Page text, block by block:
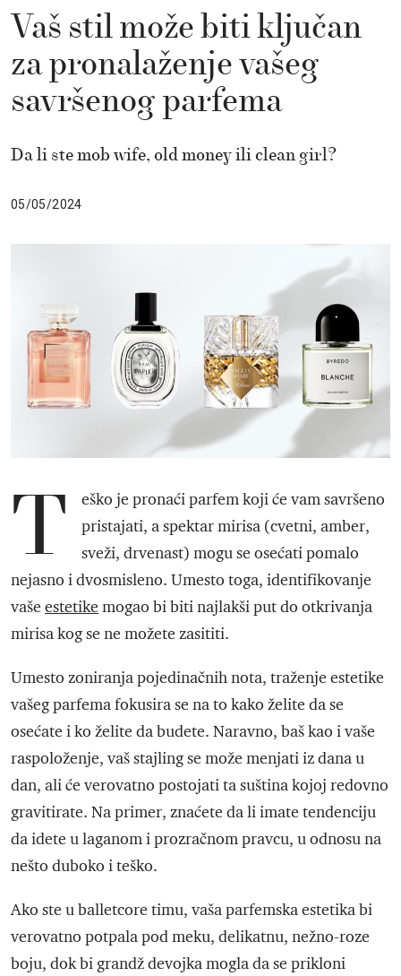
Vaš stil može biti ključan
za pronalaženje vašeg
savršenog parfema
Da li ste mob wife, old money ili clean girl?
05/05/2024
T
eško je pronaći parfem koji će vam savršeno
pristajati, a spektar mirisa (cvetni, amber,
sveži, drvenast) mogu se osećati pomalo
nejasno i dvosmisleno. Umesto toga, identifikovanje
vaše estetike mogao bi biti najlakši put do otkrivanja
mirisa kog se ne možete zasititi.
Umesto zoniranja pojedinačnih nota, traženje estetike
vašeg parfema fokusira se na to kako želite da se
osećate i ko želite da budete. Naravno, baš kao i vaše
raspoloženje, vaš stajling se može menjati iz dana u
dan, ali će verovatno postojati ta suština kojoj redovno
gravitirate. Na primer, znaćete da li imate tendenciju
da idete u laganom i prozračnom pravcu, u odnosu na
nešto duboko i teško.
Ako ste u balletcore timu, vaša parfemska estetika bi
verovatno potpala pod meku, delikatnu, nežno-roze
boju, dok bi grandž devojka mogla da se prikloni